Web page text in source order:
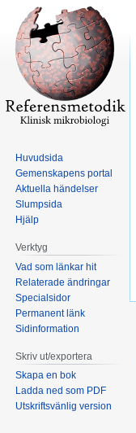
Huvudsida
Gemenskapens portal
Aktuella händelser
Slumpsida
Hjälp
Verktyg
Vad som länkar hit
Relaterade ändringar
Specialsidor
Permanent länk
Sidinformation
Skriv ut/exportera
Skapa en bok
Ladda ned som PDF
Utskriftsvänlig version